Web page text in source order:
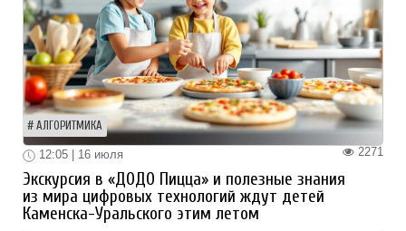
АЛГОРИТМИКА
2271
12:05 | 16 июля
Экскурсия в «ДОДО Пицца» и полезные знания
из мира цифровых технологий ждут детей
Каменска-Уральского этим летом